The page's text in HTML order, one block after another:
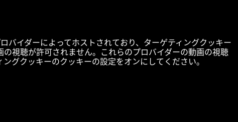
バイダーによってホストされており、ターゲティングクッキー
視聴が許可されません。これらのプロバイダーの動画の視聴
グクッキーのクッキーの設定をオンにしてください。